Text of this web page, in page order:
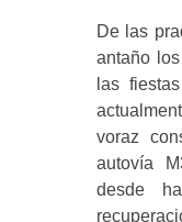
De las
antaño
las
voraz
autovía
desde